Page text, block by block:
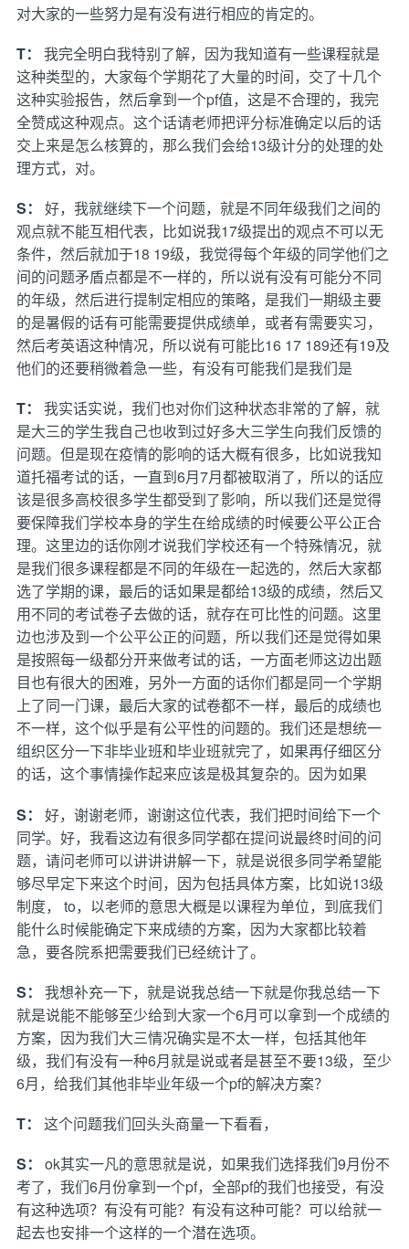
对大家的一些努力是有没有进行相应的肯定的。
T：
我完全明白我特别了解，因为我知道有一些课程就是
这种类型的，大家每个学期花了大量的时间，交了十几个
这种实验报告，然后拿到一个pf值，这是不合理的，我完
全赞成这种观点。这个话请老师把评分标准确定以后的话
交上来是怎么核算的，那么我们会给13级计分的处理的处
理方式，对。
S：
好，我就继续下一个问题，就是不同年级我们之间的
观点就不能互相代表，比如说我17级提出的观点不可以无
条件，然后就加于18 19级，我觉得每个年级的同学他们之
间的问题矛盾点都是不一样的，所以说有没有可能分不同
的年级，然后进行提制定相应的策略，是我们一期级主要
的是暑假的话有可能需要提供成绩单，或者有需要实习，
然后考英语这种情况，所以说有可能比16 17 189还有19及
他们的还要稍微着急一些，有没有可能我们是我们是
T：
我实话实说，我们也对你们这种状态非常的了解，就
是大三的学生我自己也收到过好多大三学生向我们反馈的
问题。但是现在疫情的影响的话大概有很多，比如说我知
道托福考试的话，一直到6月7月都被取消了，所以的话应
该是很多高校很多学生都受到了影响，所以我们还是觉得
要保障我们学校本身的学生在给成绩的时候要公平公正合
理。这里边的话你刚才说我们学校还有一个特殊情况，就
是我们很多课程都是不同的年级在一起选的，然后大家都
选了学期的课，最后的话如果是都给13级的成绩，然后又
用不同的考试卷子去做的话，就存在可比性的问题。这里
边也涉及到一个公平公正的问题，所以我们还是觉得如果
是按照每一级都分开来做考试的话，一方面老师这边出题
目也有很大的困难，另外一方面的话你们都是同一个学期
上了同一门课，最后大家的试卷都不一样，最后的成绩也
不一样，这个似乎是有公平性的问题的。我们还是想统一
组织区分一下非毕业班和毕业班就完了，如果再仔细区分
的话，这个事情操作起来应该是极其复杂的。因为如果
S：
好，谢谢老师，谢谢这位代表，我们把时间给下一个
同学。好，我看这边有很多同学都在提问说最终时间的问
题，请问老师可以讲讲讲解一下，就是说很多同学希望能
够尽早定下来这个时间，因为包括具体方案，比如说13级
制度， to，以老师的意思大概是以课程为单位，到底我们
能什么时候能确定下来成绩的方案，因为大家都比较着
急，要各院系把需要我们已经统计了。
S：
我想补充一下，就是说我总结一下就是你我总结一下
就是说能不能够至少给到大家一个6月可以拿到一个成绩的
方案，因为我们大三情况确实是不太一样，包括其他年
级，我们有没有一种6月就是说或者是甚至不要13级，至少
6月，给我们其他非毕业年级一个pf的解决方案？
T：
这个问题我们回头头商量一下看看，
S：
ok其实一凡的意思就是说，如果我们选择我们9月份不
考了，我们6月份拿到一个pf，全部pf的我们也接受，有没
有这种选项？有没有可能？有没有这种可能？可以给就一
起去也安排一个这样的一个潜在选项。